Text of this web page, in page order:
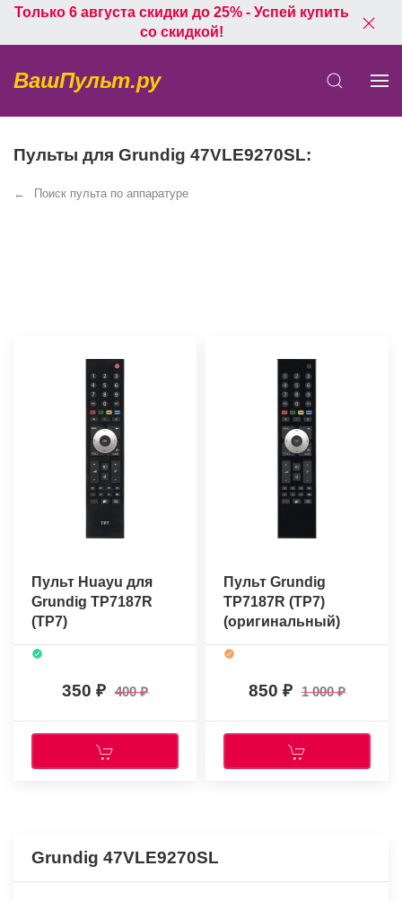
Только 6 августа скидки до 25% - Успей купить
со скидкой!
ВашПульт.ру
Пульты для Grundig 47VLE9270SL:
Поиск пульта по аппаратуре
Пульт Huayu для
Grundig TP7187R
(TP7)
350 400
Пульт Grundig
TP7187R (TP7)
(оригинальный)
850 1 000
Grundig 47VLE9270SL